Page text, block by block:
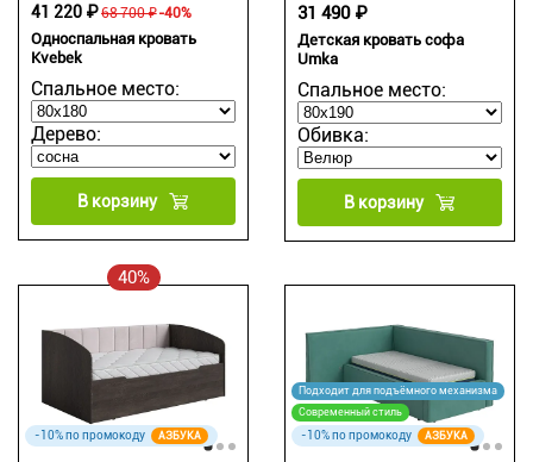
Односпальная кровать
Kvebek
Спальное место:
Дерево:
68 700 ₽
41 220 ₽ -40%
В корзину
Детская кровать софа
Umka
Спальное место:
Обивка:
31 490 ₽
В корзину
40%
-10% по промокоду АЗБУКА
Подходит для подъёмного механизма
Современный стиль
-10% по промокоду АЗБУКА